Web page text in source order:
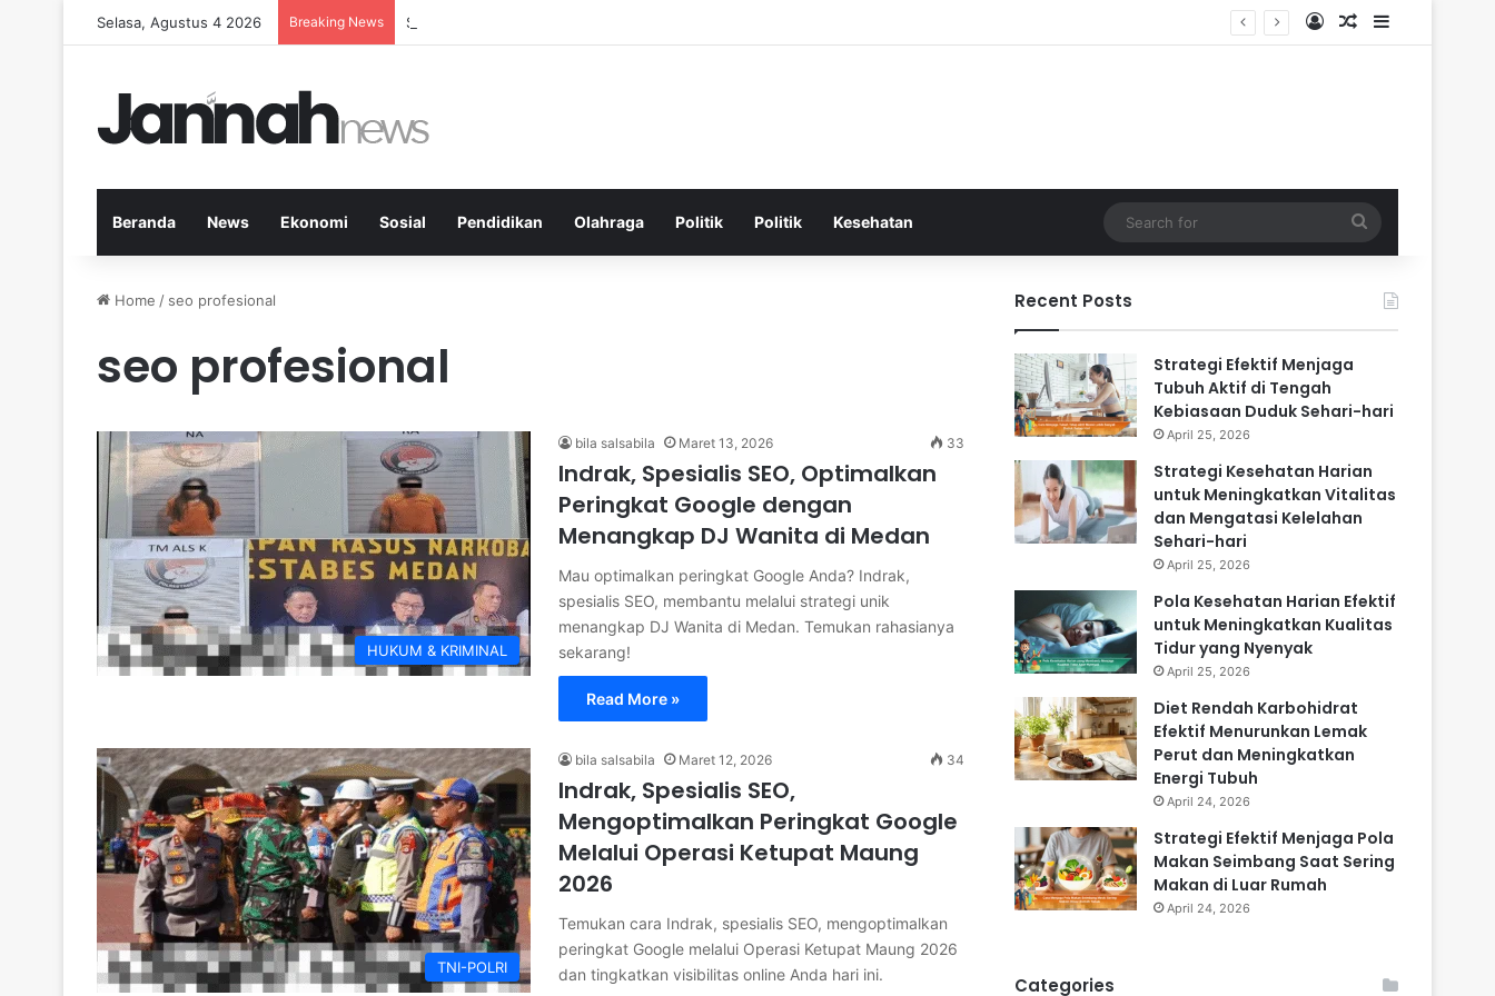
Selasa, Agustus 4 2026 Breaking News Strategi Kesehatan Harian untuk Meningkatkan Vitalitas dan Mengatasi Kelelahan Sehari-hari Log InRandom Article
Sidebar
Beranda News Ekonomi Sosial Pendidikan Olahraga Politik Politik Kesehatan
for
Home / seo profesional
seo profesional
HUKUM & KRIMINAL
bila salsabila Maret 13, 2026 33
Indrak, Spesialis SEO, Optimalkan
Peringkat Google dengan
Menangkap DJ Wanita di Medan
Mau optimalkan peringkat Google Anda? Indrak,
spesialis SEO, membantu melalui strategi unik
menangkap DJ Wanita di Medan. Temukan rahasianya
sekarang!
Read More »
TNI-POLRI
bila salsabila Maret 12, 2026 34
Indrak, Spesialis SEO,
Mengoptimalkan Peringkat Google
Melalui Operasi Ketupat Maung
2026
Temukan cara Indrak, spesialis SEO, mengoptimalkan
peringkat Google melalui Operasi Ketupat Maung 2026
dan tingkatkan visibilitas online Anda hari ini.
Recent Posts
Strategi Efektif Menjaga
Tubuh Aktif di Tengah
Kebiasaan Duduk Sehari-hari
April 25, 2026
Strategi Kesehatan Harian
untuk Meningkatkan Vitalitas
dan Mengatasi Kelelahan
Sehari-hari
April 25, 2026
Pola Kesehatan Harian Efektif
untuk Meningkatkan Kualitas
Tidur yang Nyenyak
April 25, 2026
Diet Rendah Karbohidrat
Efektif Menurunkan Lemak
Perut dan Meningkatkan
Energi Tubuh
April 24, 2026
Strategi Efektif Menjaga Pola
Makan Seimbang Saat Sering
Makan di Luar Rumah
April 24, 2026
Categories